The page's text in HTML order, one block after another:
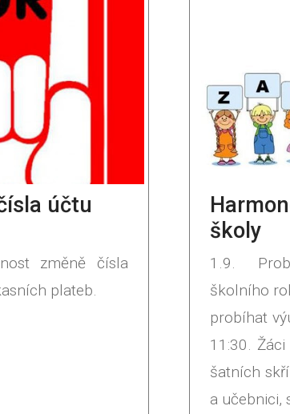
účtu
změně čísla
plateb.
školy
1.9.
školního
probíhat
11:30.
šatních
a učebnici,